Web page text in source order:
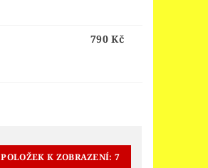
790 Kč
POLOŽEK K ZOBRAZENÍ:7